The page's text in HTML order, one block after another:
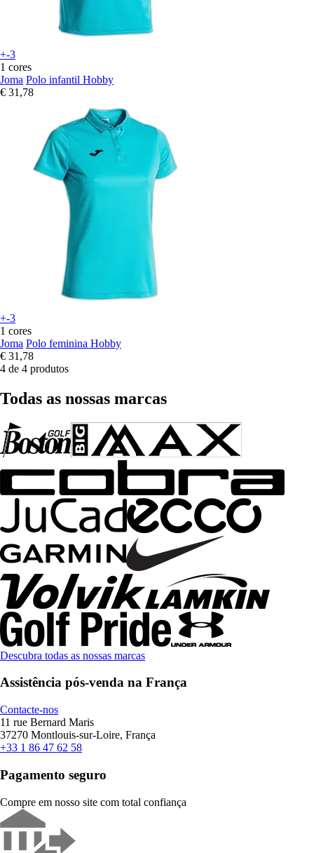
+-3
1 cores
Joma Polo infantil Hobby
€ 31,78
+-3
1 cores
Joma Polo feminina Hobby
€ 31,78
4 de 4 produtos
Todas as nossas marcas
Descubra todas as nossas marcas
Assistência pós-venda na França
Contacte-nos
11 rue Bernard Maris
37270 Montlouis-sur-Loire, França
+33 1 86 47 62 58
Pagamento seguro
Compre em nosso site com total confiança